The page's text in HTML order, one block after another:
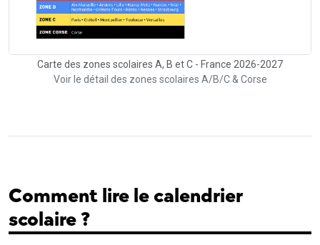
Carte des zones scolaires A, B et C - France 2026-2027
Voir le détail des zones scolaires A/B/C & Corse
Comment lire le calendrier
scolaire ?